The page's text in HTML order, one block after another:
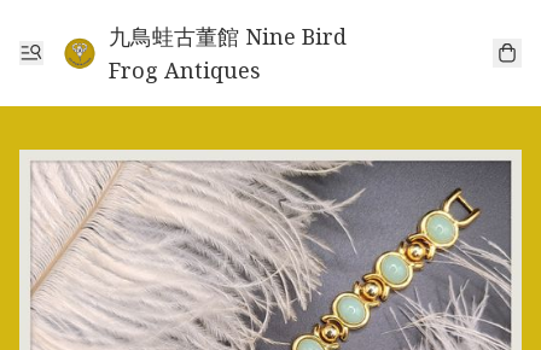
九鳥蛙古董館 Nine Bird
Frog Antiques